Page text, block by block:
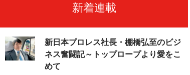
新着連載
新日本プロレス社長・棚橋弘至のビジ
ネス奮闘記～トップロープより愛をこ
めて